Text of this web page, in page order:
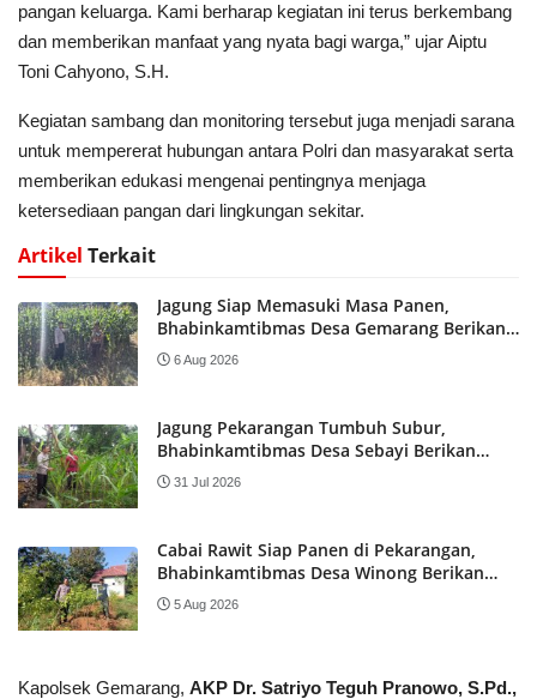
pangan keluarga. Kami berharap kegiatan ini terus berkembang
dan memberikan manfaat yang nyata bagi warga,” ujar Aiptu
Toni Cahyono, S.H.
Kegiatan sambang dan monitoring tersebut juga menjadi sarana
untuk mempererat hubungan antara Polri dan masyarakat serta
memberikan edukasi mengenai pentingnya menjaga
ketersediaan pangan dari lingkungan sekitar.
Artikel Terkait
Jagung Siap Memasuki Masa Panen,
Bhabinkamtibmas Desa Gemarang Berikan
Pendampingan kepada Petani
6 Aug 2026
Jagung Pekarangan Tumbuh Subur,
Bhabinkamtibmas Desa Sebayi Berikan
Pendampingan kepada Petani
31 Jul 2026
Cabai Rawit Siap Panen di Pekarangan,
Bhabinkamtibmas Desa Winong Berikan
Pendampingan kepada Warga
5 Aug 2026
Kapolsek Gemarang, AKP Dr. Satriyo Teguh Pranowo, S.Pd.,